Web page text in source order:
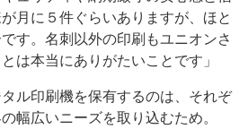
月に５件ぐらいありますが、ほと
す。名刺以外の印刷もユニオンさ
は本当にありがたいことです」
ル印刷機を保有するのは、それぞ
幅広いニーズを取り込むため。